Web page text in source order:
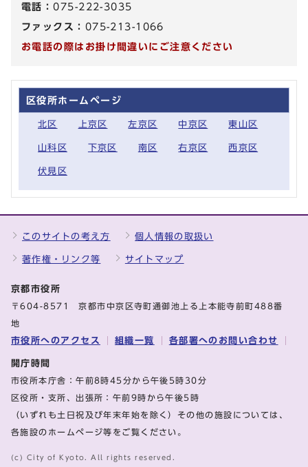
電話：075-222-3035
ファックス： 075-213-1066
お電話の際はお掛け間違いにご注意ください
区役所ホームページ
北区 上京区 左京区 中京区 東山区
山科区 下京区 南区 右京区 西京区
伏見区
このサイトの考え方 個人情報の取扱い
著作権・リンク等 サイトマップ
京都市役所
〒604-8571 京都市中京区寺町通御池上る上本能寺前町488番
地
市役所へのアクセス 組織一覧 各部署へのお問い合わせ
開庁時間
市役所本庁舎：午前8時45分から午後5時30分
区役所・支所、出張所：午前9時から午後5時
（いずれも土日祝及び年末年始を除く）その他の施設については、
各施設のホームページ等をご覧ください。
(c) City of Kyoto. All rights reserved.